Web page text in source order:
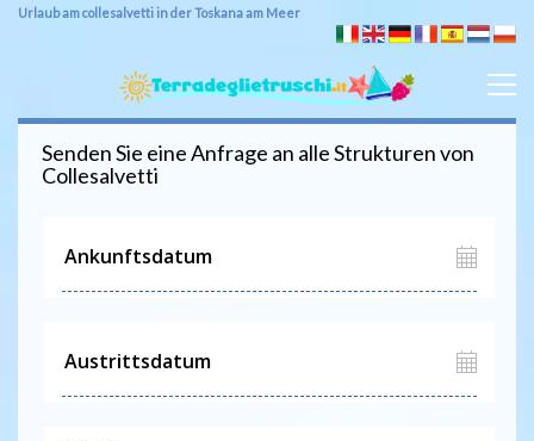
Urlaub am collesalvetti in der Toskana am Meer
Senden Sie eine Anfrage an alle Strukturen von
Collesalvetti